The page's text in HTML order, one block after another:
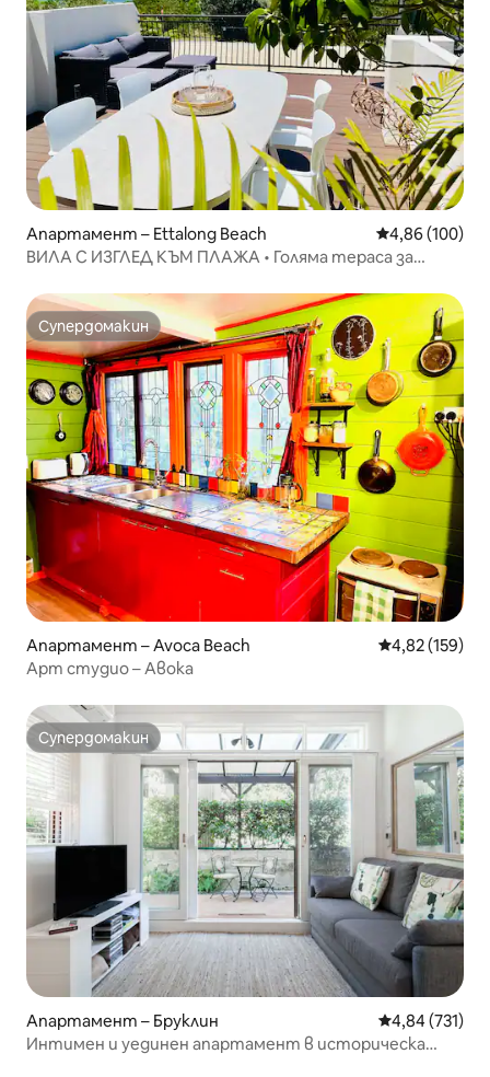
Апартамент – Ettalong Beach Средна
4,86 (100)
ВИЛА С ИЗГЛЕД КЪМ ПЛАЖА • Голяма тераса за
Супердомакин
Супердомакин
Апартамент – Avoca Beach Средна
4,82 (159)
Арт студио – Авока
Супердомакин
Супердомакин
Апартамент – Бруклин Средна
4,84 (731)
Интимен и уединен апартамент в историческа